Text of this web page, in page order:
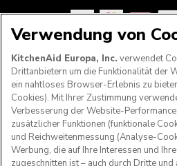
FOLGEN SIE
Verwendung von
KitchenAid Europa, Inc. verwendet
Drittanbietern um die Funktionalität der
ein nahtloses Browser-Erlebnis zu
Cookies). Mit Ihrer Zustimmung
Verbesserung der Website-
zusätzlicher Funktionen (funktionale
und Reichweitenmessung (Analyse-
Werbung, die auf Ihre Interessen und